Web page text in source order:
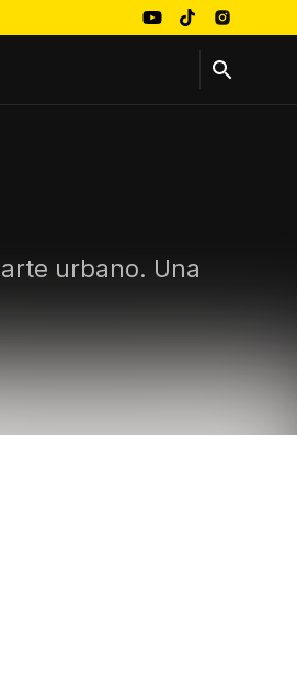
urbano. Una